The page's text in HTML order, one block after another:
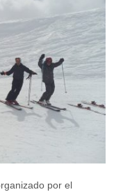
por el